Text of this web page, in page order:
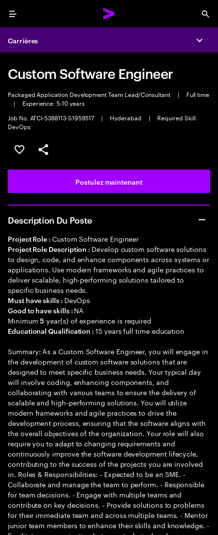
Menu
Carrières
Custom Software Engineer
Packaged Application Development Team Lead/Consultant |
Full time
|
Experience: 5-10 years
Job No. ATCI-5388113-S1959517
| Hyderabad |
Required Skill:
DevOps
Sélectionner pour enregistrer l’emploi
PARTAGER
Postulez maintenant
Description Du Poste
Project Role : Custom Software Engineer
Project Role Description : Develop custom software solutions
to design, code, and enhance components across systems or
applications. Use modern frameworks and agile practices to
deliver scalable, high-performing solutions tailored to
specific business needs.
Must have skills : DevOps
Good to have skills : NA
Minimum5 year(s) of experience is required
Educational Qualification :15 years full time education
Summary: As a Custom Software Engineer, you will engage in
the development of custom software solutions that are
designed to meet specific business needs. Your typical day
will involve coding, enhancing components, and
collaborating with various teams to ensure the delivery of
scalable and high-performing solutions. You will utilize
modern frameworks and agile practices to drive the
development process, ensuring that the software aligns with
the overall objectives of the organization. Your role will also
require you to adapt to changing requirements and
continuously improve the software development lifecycle,
contributing to the success of the projects you are involved
in. Roles & Responsibilities: - Expected to be an SME. -
Collaborate and manage the team to perform. - Responsible
for team decisions. - Engage with multiple teams and
contribute on key decisions. - Provide solutions to problems
for their immediate team and across multiple teams. - Mentor
junior team members to enhance their skills and knowledge. -